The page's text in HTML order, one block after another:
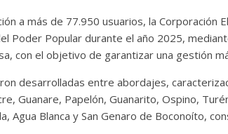
a más de 77.950 usuarios, la Corporación
Poder Popular durante el año 2025,
con el objetivo de garantizar una gestión
desarrolladas entre abordajes,
Guanare, Papelón, Guanarito, Ospino,
Agua Blanca y San Genaro de Boconoíto,